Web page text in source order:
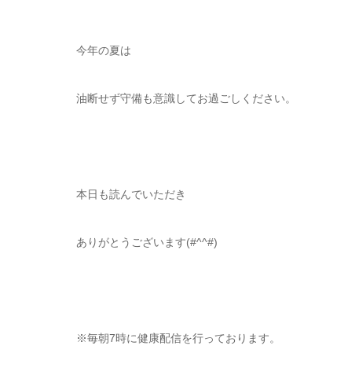
今年の夏は
油断せず守備も意識してお過ごしください。
本日も読んでいただき
ありがとうございます(#^^#)
※毎朝7時に健康配信を行っております。